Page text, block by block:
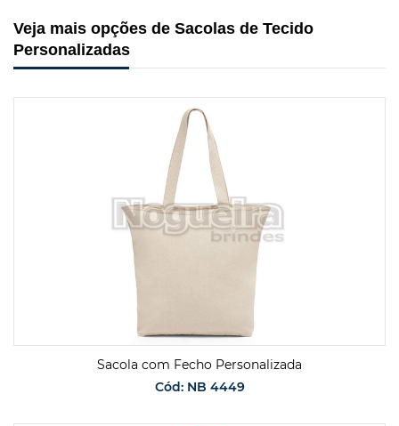
Veja mais opções de Sacolas de Tecido
Personalizadas
Sacola com Fecho Personalizada
Cód: NB 4449